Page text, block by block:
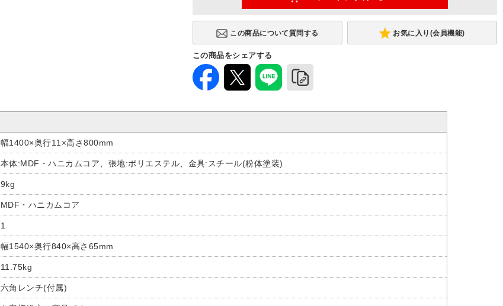
お気に入り(会員機能)
この商品をシェアする
幅1400×奥行11×高さ800mm
本体:MDF・ハニカムコア、張地:ポリエステル、金具:スチール(粉体塗装)
9kg
MDF・ハニカムコア
1
幅1540×奥行840×高さ65mm
11.75kg
六角レンチ(付属)